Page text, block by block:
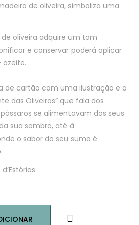
de oliveira, simboliza uma
oliveira adquire um tom
e conservar poderá aplicar
de cartão com uma ilustração e o
das Oliveiras” que fala dos
se alimentavam dos seus
sua sombra, até à
o sabor do seu sumo é